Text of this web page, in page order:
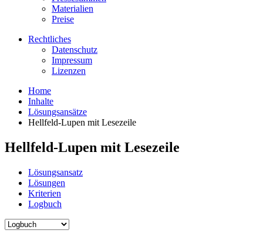
Materialien
Preise
Rechtliches
Datenschutz
Impressum
Lizenzen
Home
Inhalte
Lösungsansätze
Hellfeld-Lupen mit Lesezeile
Hellfeld-Lupen mit Lesezeile
Lösungsansatz
Lösungen
Kriterien
Logbuch